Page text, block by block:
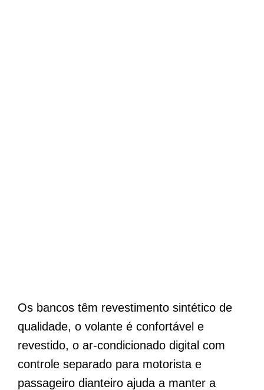
Os bancos têm revestimento sintético de
qualidade, o volante é confortável e
revestido, o ar-condicionado digital com
controle separado para motorista e
passageiro dianteiro ajuda a manter a